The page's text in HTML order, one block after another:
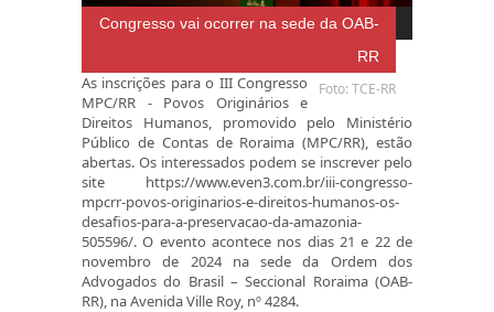
Congresso vai ocorrer na sede da OAB-
RR
Foto: TCE-RR
As inscrições para o III Congresso
MPC/RR - Povos Originários e
Direitos Humanos, promovido pelo Ministério
Público de Contas de Roraima (MPC/RR), estão
abertas. Os interessados podem se inscrever pelo
site https://www.even3.com.br/iii-congresso-
mpcrr-povos-originarios-e-direitos-humanos-os-
desafios-para-a-preservacao-da-amazonia-
505596/. O evento acontece nos dias 21 e 22 de
novembro de 2024 na sede da Ordem dos
Advogados do Brasil – Seccional Roraima (OAB-
RR), na Avenida Ville Roy, nº 4284.